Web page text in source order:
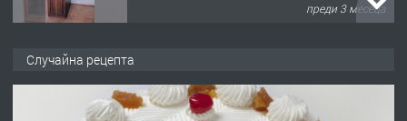
преди 3 месеца
Случайна рецепта